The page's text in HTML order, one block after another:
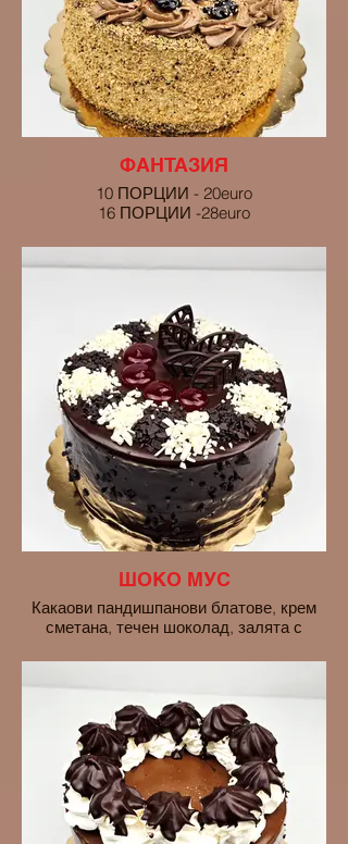
ФАНТАЗИЯ
10 ПОРЦИИ - 20euro
16 ПОРЦИИ -28euro
ШОКО МУС
Какаови пандишпанови блатове, крем
сметана, течен шоколад, залята с
10 ПОРЦИИ - 20euro